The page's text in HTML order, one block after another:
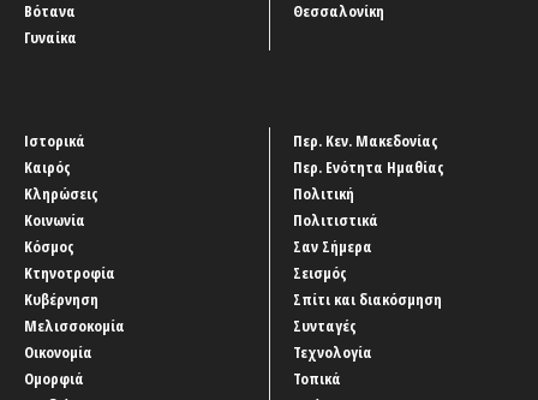
Βότανα
Γυναίκα
Θεσσαλονίκη
Ιστορικά
Καιρός
Κληρώσεις
Κοινωνία
Κόσμος
Κτηνοτροφία
Κυβέρνηση
Μελισσοκομία
Οικονομία
Ομορφιά
Περ. Κεν. Μακεδονίας
Περ. Ενότητα Ημαθίας
Πολιτική
Πολιτιστικά
Σαν Σήμερα
Σεισμός
Σπίτι και διακόσμηση
Συνταγές
Τεχνολογία
Τοπικά